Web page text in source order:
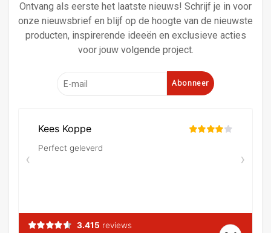
Ontvang als eerste het laatste nieuws! Schrijf je in voor
onze nieuwsbrief en blijf op de hoogte van de nieuwste
producten, inspirerende ideeën en exclusieve acties
voor jouw volgende project.
Abonneer